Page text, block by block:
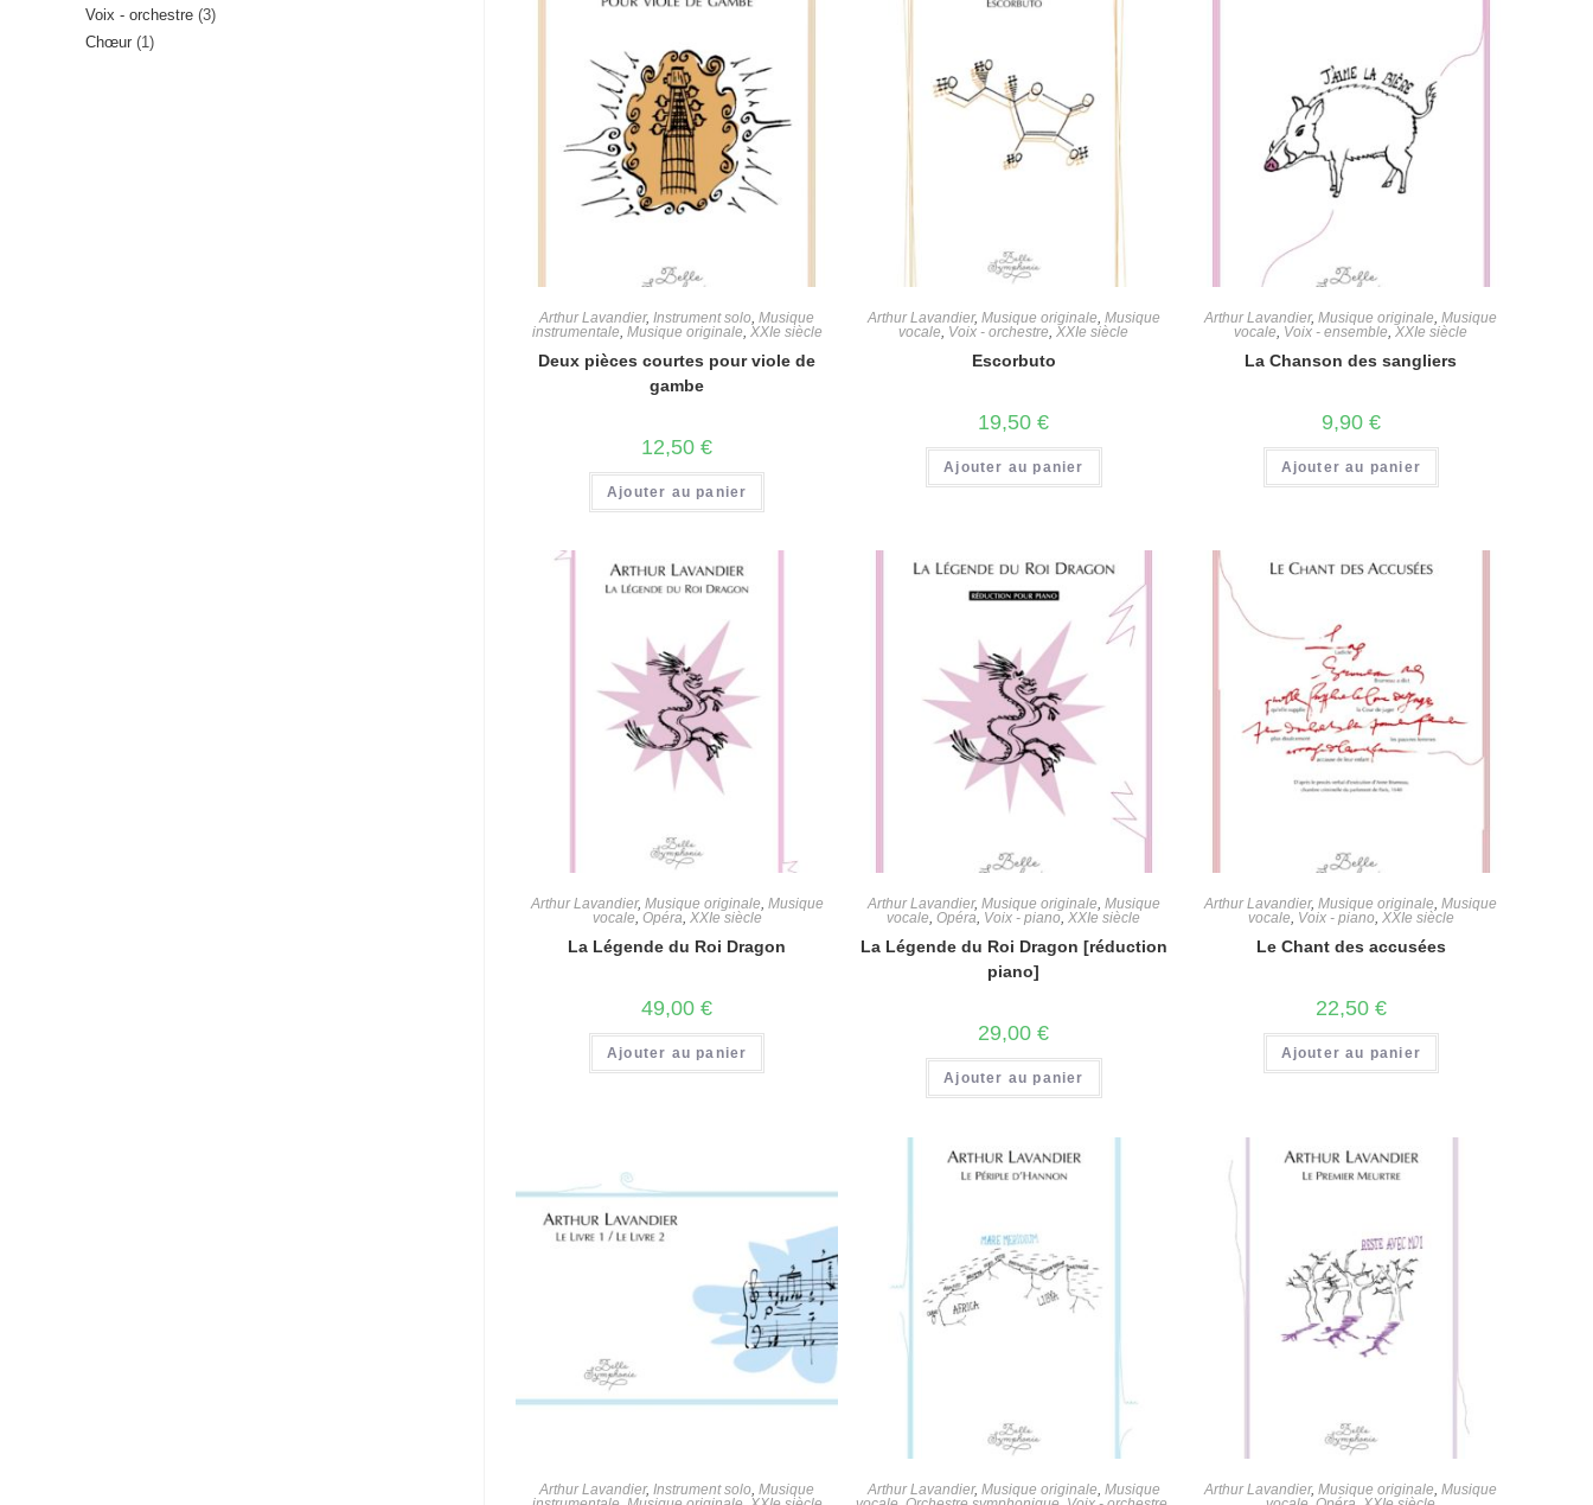
Arthur Lavandier,Instrument solo,Musique
instrumentale, Musique originale, XXIe siècle
Deux pièces courtes pour viole de
gambe
12,50€
Ajouter au panier
Arthur Lavandier, Musique originale, Musique
vocale, Voix - orchestre,XXIe siècle
Escorbuto
19,50€
Ajouter au panier
Arthur Lavandier,Musique originale,Musique
vocale, Voix - ensemble,XXIe siècle
La Chanson des sangliers
9,90 €
Ajouter au panier
Arthur Lavandier, Musique originale, Musique
vocale, Opéra, XXIe siècle
La Légende du Roi Dragon
49,00€
Ajouter au panier
Arthur Lavandier, Musique originale, Musique
vocale,Opéra, Voix - piano,XXIe siècle
La Légende du Roi Dragon [réduction
piano]
29,00€
Ajouter au panier
Arthur Lavandier,Musique originale,Musique
vocale, Voix - piano, XXIe siècle
Le Chant des accusées
22,50 €
Ajouter au panier
Arthur Lavandier,Instrument solo,Musique
Arthur Lavandier, Musique originale, Musique
Arthur Lavandier,Musique originale,Musique
Voix - orchestre 33
Chœur 1 1